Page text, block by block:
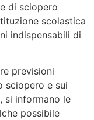
di sciopero
scolastica
indispensabili di
previsioni
sciopero e sui
si informano le
possibile